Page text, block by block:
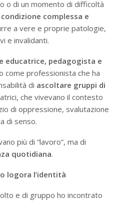
o di un momento di difficoltà
condizione complessa e
a vere e proprie patologie,
e invalidanti.
educatrice, pedagogista e
come professionista che ha
di ascoltare gruppi di
che vivevano il contesto
di oppressione, svalutazione
di senso.
più di “lavoro”, ma di
quotidiana.
logora l’identità
e di gruppo ho incontrato